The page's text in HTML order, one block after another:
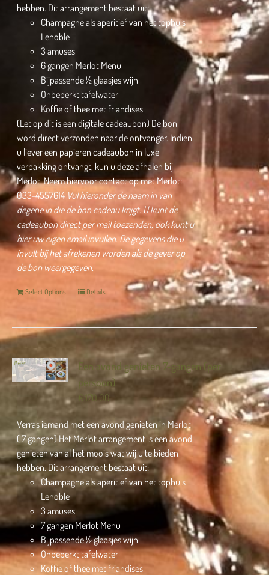
hebben. Dit arrangement bestaat uit:
Champagne als aperitief van het tophuis
Lenoble
3 amuses
6 gangen Merlot Menu
Bijpassende ½ glaasjes wijn
Onbeperkt tafelwater
Koffie of thee met friandises
(Let op dit is een digitale cadeaubon) De bon
word direct verzonden naar de ontvanger. Indien
u liever een papieren cadeaubon in luxe
verpakking ontvangt, kun u deze afhalen bij
Merlot. Neem hiervoor contact op met Merlot:
033-4557614 Vul hieronder de naam in van
degene in die de bon cadeau krijgt. U kunt de
cadeaubon direct per mail toezenden, ook kunt u
hier uw eigen email invullen.De gegevens die u
invult bij het afrekenen worden als de gever op
de bon weergegeven.
Select Options Details
Een avond genieten 7-gangen (per
persoon)
€ 170,00
Verras iemand met een avond genieten in Merlot
( 7 gangen) Het Merlot arrangement is een avond
genieten van al het moois wat wij u te bieden
hebben. Dit arrangement bestaat uit:
Champagne als aperitief van het tophuis
Lenoble
3 amuses
7 gangen Merlot Menu
Bijpassende ½ glaasjes wijn
Onbeperkt tafelwater
Koffie of thee met friandises